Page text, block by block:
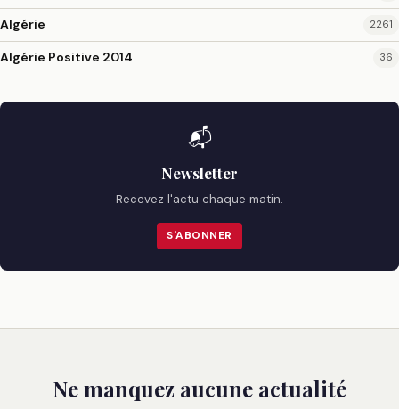
Algérie 2261
Algérie Positive 2014 36
📬
Newsletter
Recevez l'actu chaque matin.
S'ABONNER
Ne manquez aucune actualité